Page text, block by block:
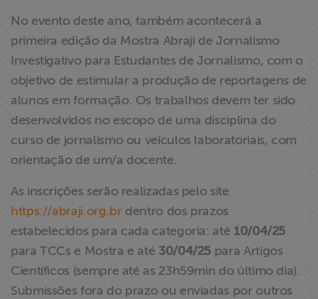
No evento deste ano, também acontecerá a
primeira edição da Mostra Abraji de Jornalismo
Investigativo para Estudantes de Jornalismo, com o
objetivo de estimular a produção de reportagens de
alunos em formação. Os trabalhos devem ter sido
desenvolvidos no escopo de uma disciplina do
curso de jornalismo ou veículos laboratoriais, com
orientação de um/a docente.
As inscrições serão realizadas pelo site
https://abraji.org.brdentro dos prazos
estabelecidos para cada categoria: até 10/04/25
para TCCs e Mostra e até 30/04/25 para Artigos
Científicos (sempre até as 23h59min do último dia).
Submissões fora do prazo ou enviadas por outros